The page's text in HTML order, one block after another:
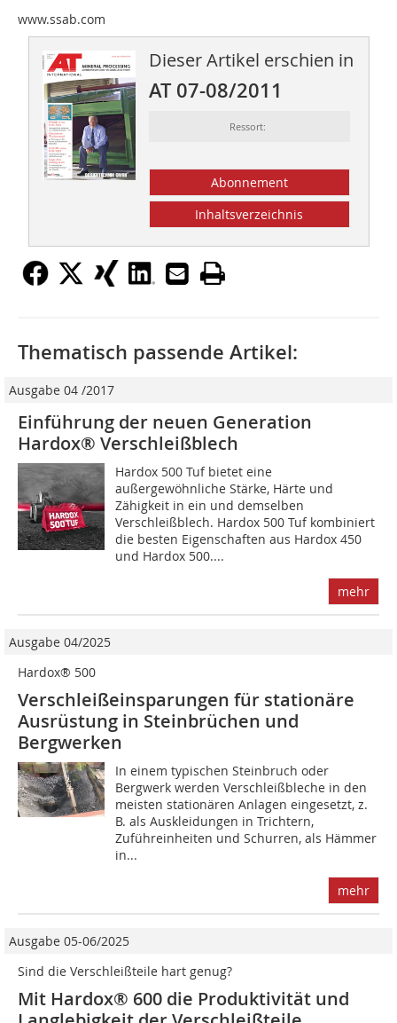
www.ssab.com
Dieser Artikel erschien in
AT 07-08/2011
Ressort:
Abonnement
Inhaltsverzeichnis
Thematisch passende Artikel:
Ausgabe 04 /2017
Einführung der neuen Generation
Hardox® Verschleißblech
Hardox 500 Tuf bietet eine
außergewöhnliche Stärke, Härte und
Zähigkeit in ein und demselben
Verschleißblech. Hardox 500 Tuf kombiniert
die besten Eigenschaften aus Hardox 450
und Hardox 500....
mehr
Ausgabe 04/2025
Hardox® 500
Verschleißeinsparungen für stationäre
Ausrüstung in Steinbrüchen und
Bergwerken
In einem typischen Steinbruch oder
Bergwerk werden Verschleißbleche in den
meisten stationären Anlagen eingesetzt, z.
B. als Auskleidungen in Trichtern,
Zuführeinheiten und Schurren, als Hämmer
in...
mehr
Ausgabe 05-06/2025
Sind die Verschleißteile hart genug?
Mit Hardox® 600 die Produktivität und